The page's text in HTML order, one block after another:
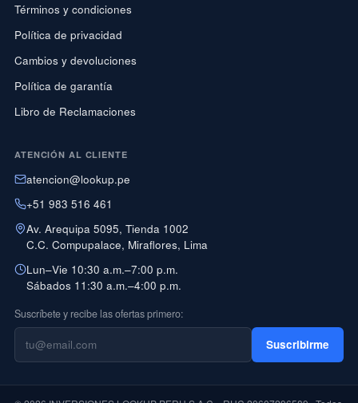
Términos y condiciones
Política de privacidad
Cambios y devoluciones
Política de garantía
Libro de Reclamaciones
ATENCIÓN AL CLIENTE
atencion@lookup.pe
+51 983 516 461
Av. Arequipa 5095, Tienda 1002
C.C. Compupalace, Miraflores, Lima
Lun–Vie 10:30 a.m.–7:00 p.m.
Sábados 11:30 a.m.–4:00 p.m.
Suscríbete y recibe las ofertas primero:
Suscribirme